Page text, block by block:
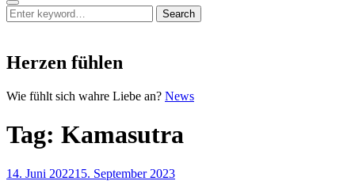
Search
Search
for:
Search
Herzen fühlen
Wie fühlt sich wahre Liebe an? NewsHerzen
Tag: Kamasutra
Posted
14. Juni 202215. September 2023